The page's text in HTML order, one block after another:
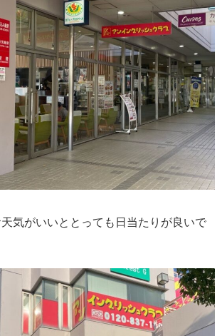
気がいいととっても日当たりが良いで